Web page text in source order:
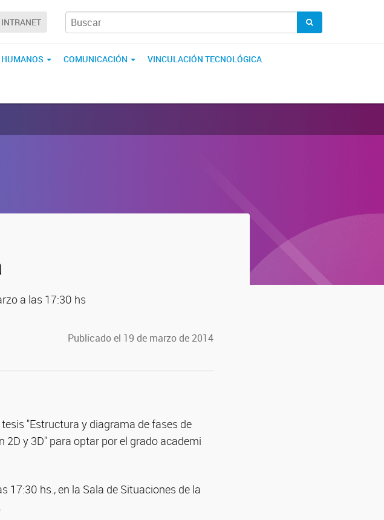
INTRANET
COMUNICACIÓN VINCULACIÓN TECNOLÓGICA
a las 17:30 hs
Publicado el 19 de marzo de 2014
"Estructura y diagrama de fases de
y 3D" para optar por el grado academi
17:30 hs., en la Sala de Situaciones de la